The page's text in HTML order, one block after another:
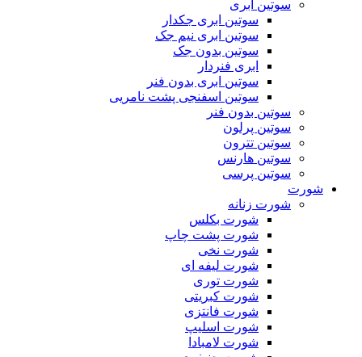
سوتین ابری
سوتین ابری جکدار
سوتین ابری نیم جک
سوتین بدون جک
ابری فنردار
سوتین ابری بدون فنر
سوتین اسفنجی پشت نامریی
سوتین بدون فنر
سوتین پرلون
سوتین تترون
سوتین هارنس
سوتین پرسی
شورت
شورت زنانه
شورت بکلس
شورت پشت چاپ
شورت نخی
شورت لیفه ای
شورت توری
شورت کبریتی
شورت فانتزی
شورت اسلیپ
شورت لامبادا